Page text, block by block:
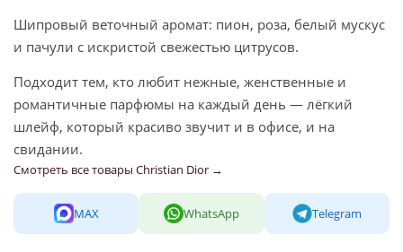
Шипровый веточный аромат: пион, роза, белый мускус
и пачули с искристой свежестью цитрусов.
Подходит тем, кто любит нежные, женственные и
романтичные парфюмы на каждый день — лёгкий
шлейф, который красиво звучит и в офисе, и на
свидании.
Смотреть все товары Christian Dior →
MAX WhatsApp Telegram